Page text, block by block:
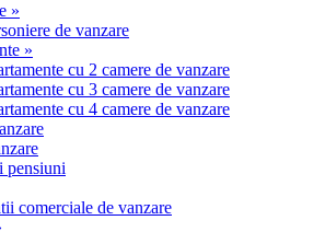
»
de vanzare
»
cu 2 camere de vanzare
cu 3 camere de vanzare
cu 4 camere de vanzare
pensiuni
comerciale de vanzare